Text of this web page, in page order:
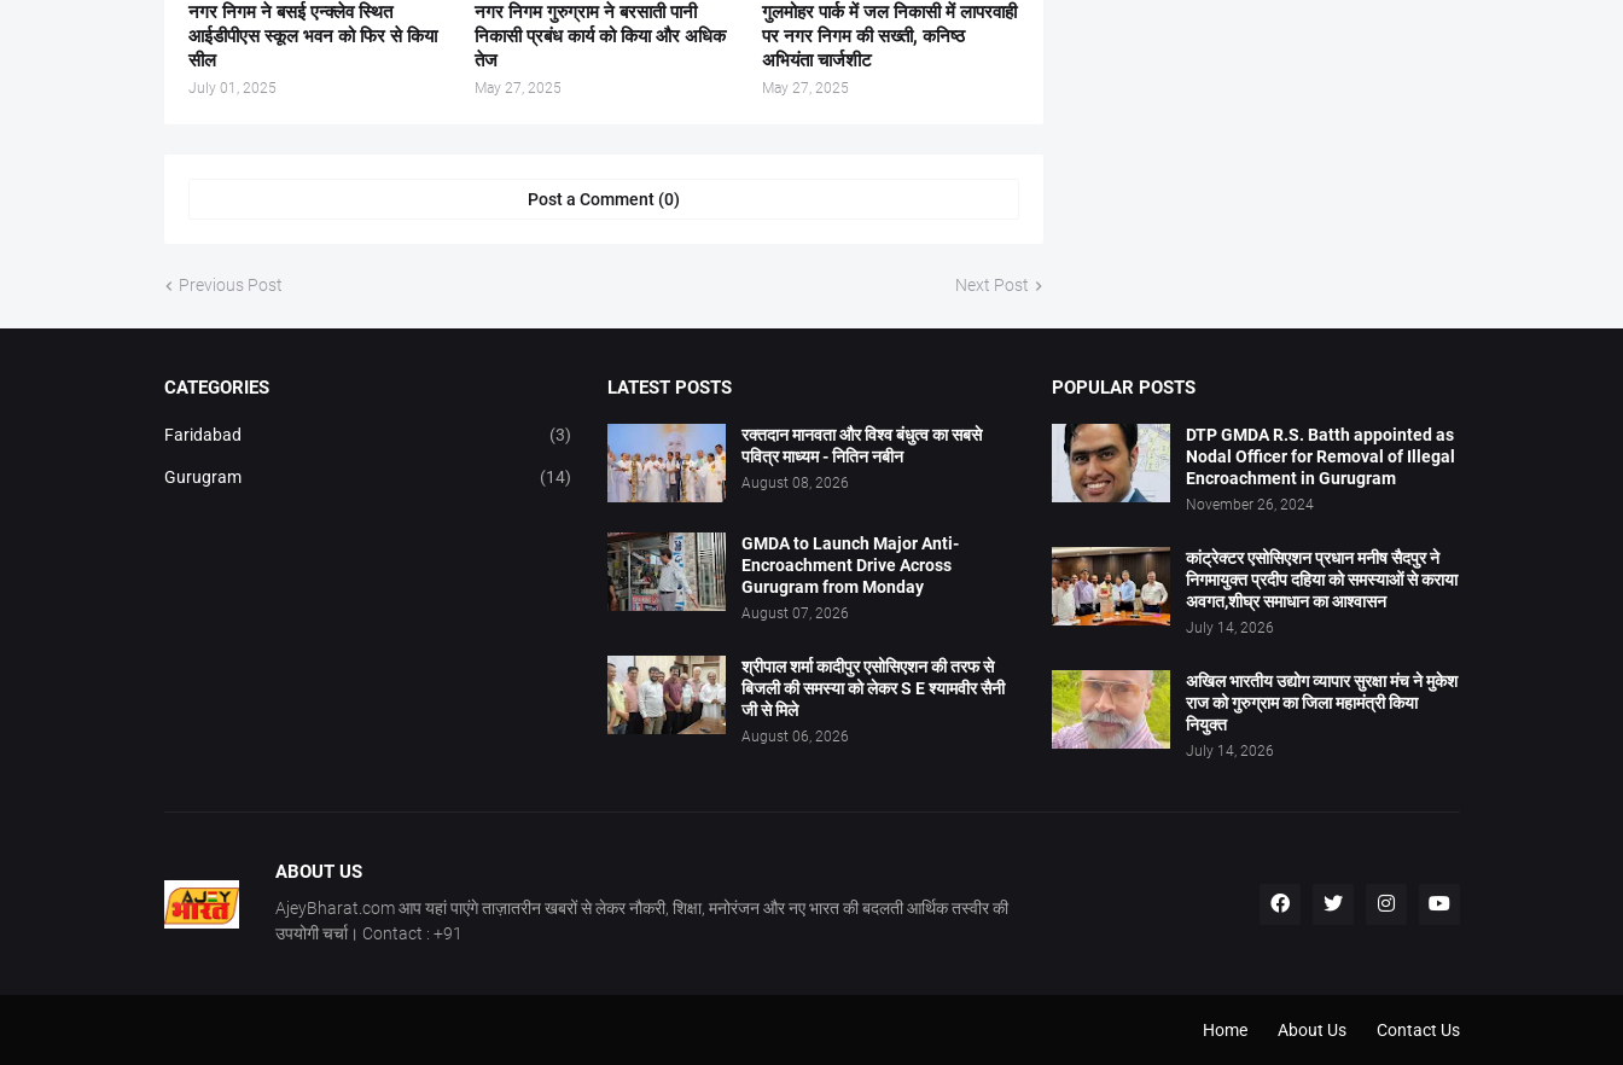
नगर निगम ने बसई एन्क्लेव स्थित
आईडीपीएस स्कूल भवन को फिर से किया
सील
July 01, 2025
नगर निगम गुरुग्राम ने बरसाती पानी
निकासी प्रबंध कार्य को किया और अधिक
तेज
May 27, 2025
गुलमोहर पार्क में जल निकासी में लापरवाही
पर नगर निगम की सख्ती, कनिष्ठ
अभियंता चार्जशीट
May 27, 2025
Post a Comment (0)
Previous Post Next Post
CATEGORIES
Faridabad (3)
Gurugram (14)
LATEST POSTS
रक्तदान मानवता और विश्व बंधुत्व का सबसे
पवित्र माध्यम - नितिन नबीन
August 08, 2026
GMDA to Launch Major Anti-
Encroachment Drive Across
Gurugram from Monday
August 07, 2026
श्रीपाल शर्मा कादीपुर एसोसिएशन की तरफ से
बिजली की समस्या को लेकर S E श्यामवीर सैनी
जी से मिले
August 06, 2026
POPULAR POSTS
DTP GMDA R.S. Batth appointed as
Nodal Officer for Removal of Illegal
Encroachment in Gurugram
November 26, 2024
कांट्रेक्टर एसोसिएशन प्रधान मनीष सैदपुर ने
निगमायुक्त प्रदीप दहिया को समस्याओं से कराया
अवगत,शीघ्र समाधान का आश्वासन
July 14, 2026
अखिल भारतीय उद्योग व्यापार सुरक्षा मंच ने मुकेश
राज को गुरुग्राम का जिला महामंत्री किया
नियुक्त
July 14, 2026
ABOUT US
AjeyBharat.com आप यहां पाएंगे ताज़ातरीन खबरों से लेकर नौकरी, शिक्षा, मनोरंजन और नए भारत की बदलती आर्थिक तस्वीर की
उपयोगी चर्चा। Contact : +91
Home About Us Contact Us